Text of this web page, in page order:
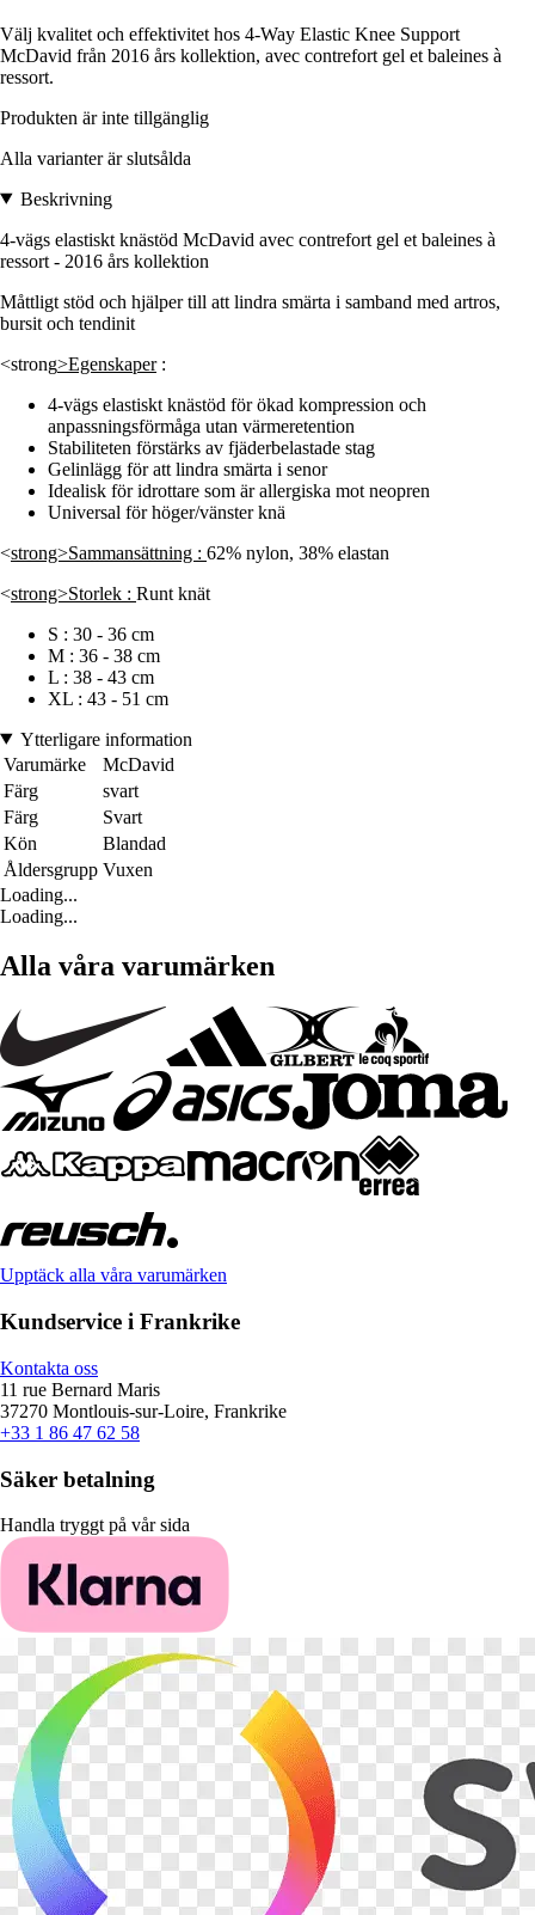
Välj kvalitet och effektivitet hos 4-Way Elastic Knee Support
McDavid från 2016 års kollektion, avec contrefort gel et baleines à
ressort.
Produkten är inte tillgänglig
Alla varianter är slutsålda
Beskrivning
4-vägs elastiskt knästöd McDavid avec contrefort gel et baleines à
ressort - 2016 års kollektion
Måttligt stöd och hjälper till att lindra smärta i samband med artros,
bursit och tendinit
<strong>Egenskaper:
4-vägs elastiskt knästöd för ökad kompression och
anpassningsförmåga utan värmeretention
Stabiliteten förstärks av fjäderbelastade stag
Gelinlägg för att lindra smärta i senor
Idealisk för idrottare som är allergiska mot neopren
Universal för höger/vänster knä
<strong>Sammansättning : 62% nylon, 38% elastan
<strong>Storlek : Runt knät
S : 30 - 36 cm
M : 36 - 38 cm
L : 38 - 43 cm
XL : 43 - 51 cm
Ytterligare information
Varumärke
McDavid
Färg
svart
Färg
Svart
Kön
Blandad
Åldersgrupp Vuxen
Loading...
Loading...
Alla våra varumärken
Upptäck alla våra varumärken
Kundservice i Frankrike
Kontakta oss
11 rue Bernard Maris
37270 Montlouis-sur-Loire, Frankrike
+33 1 86 47 62 58
Säker betalning
Handla tryggt på vår sida